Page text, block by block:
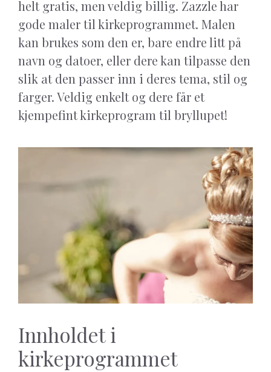
helt gratis, men veldig billig. Zazzle har
gode maler til kirkeprogrammet. Malen
kan brukes som den er, bare endre litt på
navn og datoer, eller dere kan tilpasse den
slik at den passer inn i deres tema, stil og
farger. Veldig enkelt og dere får et
kjempefint kirkeprogram til bryllupet!
Innholdet i
kirkeprogrammet